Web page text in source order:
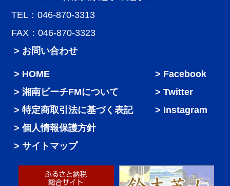
TEL：046-870-3313
FAX：046-870-3323
> お問い合わせ
HOME
湘南ビーチFMについて
特定商取引法に基づく表記
個人情報保護方針
サイトマップ
Facebook
Twitter
Instagram